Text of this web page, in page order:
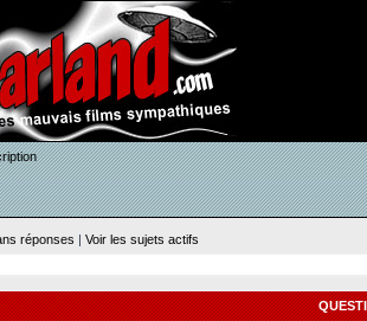
réponses | Voir les sujets actifs